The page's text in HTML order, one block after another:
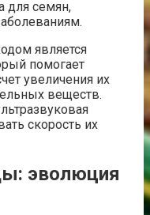
для семян,
является
помогает
увеличения их
веществ.
скорость их
эволюция